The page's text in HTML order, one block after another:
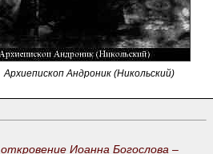
Архиепископ Андроник (Никольский)
откровение Иоанна Богослова –